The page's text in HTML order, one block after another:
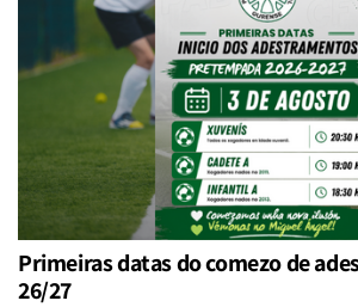
Primeiras datas do comezo de
26/27